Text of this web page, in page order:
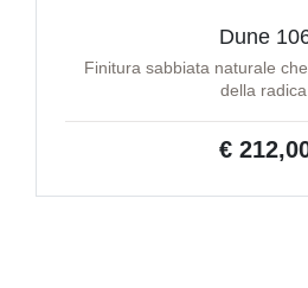
Dune
Finitura sabbiata naturale
della radica.
€